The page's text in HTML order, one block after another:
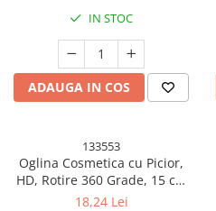
Banda adeziva
Costume si Deghizare
Fete Masa si Perdele Franjurate
Pompe Baloane
Seturi si Arcade Baloane
IN STOC
ADAUGA IN COS
133553
Oglina Cosmetica cu Picior,
HD, Rotire 360 Grade, 15 cm
Diametru, Suport Bijuterii
18,24 Lei